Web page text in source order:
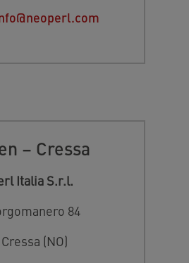
– Cressa
Italia S.r.l.
84
(NO)